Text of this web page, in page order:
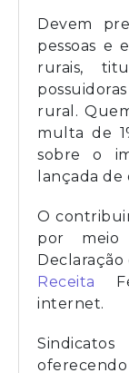
Devem
pessoas e
rurais,
rural.
multa de
sobre o
lançada de
O
por meio
Declaração
Receita
internet.